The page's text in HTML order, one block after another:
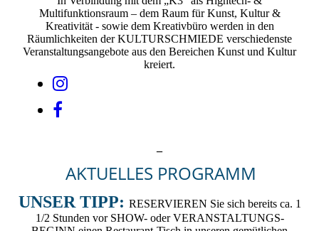
Multifunktionsraum – dem Raum für Kunst, Kultur &
Kreativität - sowie dem Kreativbüro werden in den
Räumlichkeiten der KULTURSCHMIEDE verschiedenste
Veranstaltungsangebote aus den Bereichen Kunst und Kultur
kreiert.
AKTUELLES PROGRAMM
UNSER TIPP: RESERVIEREN Sie sich bereits ca. 1
1/2 Stunden vor SHOW- oder VERANSTALTUNGS-